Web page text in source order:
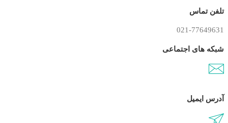
تلفن تماس
021-77649631
شبکه های اجتماعی
آدرس ایمیل